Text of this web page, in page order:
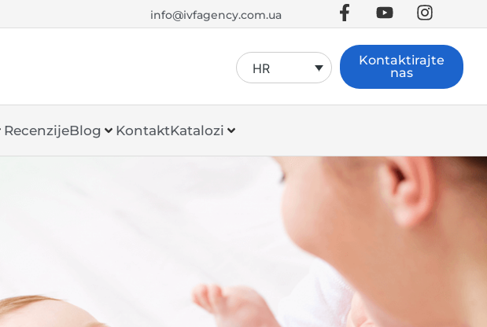
info@ivfagency.com.ua
HR
Kontaktirajte
nas
RecenzijeBlog KontaktKatalozi